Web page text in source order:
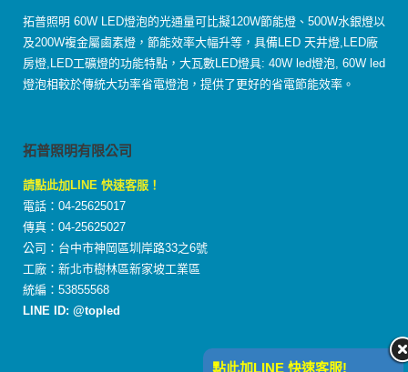
拓普照明 60W LED燈泡的光通量可比擬120W節能燈、500W水銀燈以
及200W複金屬鹵素燈，節能效率大幅升等，具備LED 天井燈,LED廠
房燈,LED工礦燈的功能特點，大瓦數LED燈具: 40W led燈泡, 60W led
燈泡相較於傳統大功率省電燈泡，提供了更好的省電節能效率。
拓普照明有限公司
請點此加LINE 快速客服！
電話：04-25625017
傳真：04-25625027
公司：台中市神岡區圳岸路33之6號
工廠：新北市樹林區新家坡工業區
統編：53855568
LINE ID: @topled
點此加LINE 快速客服!